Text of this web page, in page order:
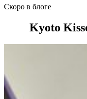
Скоро в блоге
Kyoto